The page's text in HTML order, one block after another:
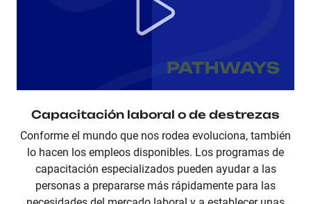
Capacitación laboral o de destrezas
Conforme el mundo que nos rodea evoluciona, también
lo hacen los empleos disponibles. Los programas de
capacitación especializados pueden ayudar a las
personas a prepararse más rápidamente para las